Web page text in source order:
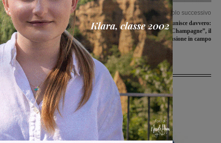
Articolo precedente
Weekender: gli eventi in programma
questo fine settimana in Valdarno
Articolo successivo
A Terranuova il calcio unisce davvero:
nasce “Calcio Champagne”, il
progetto dell’inclusione in campo
Ultime Notizie